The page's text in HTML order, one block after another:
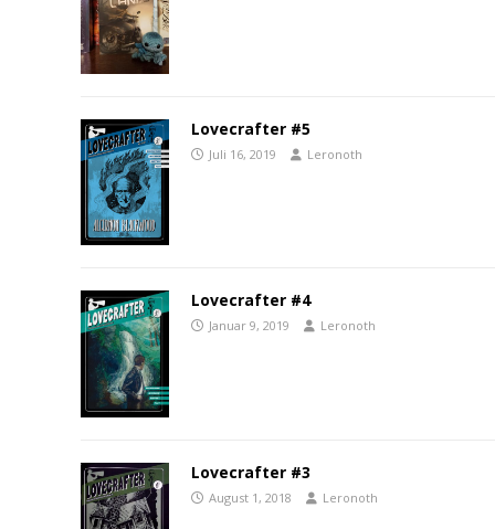
Lovecrafter #5
Juli 16, 2019 Leronoth
Lovecrafter #4
Januar 9, 2019 Leronoth
Lovecrafter #3
August 1, 2018 Leronoth